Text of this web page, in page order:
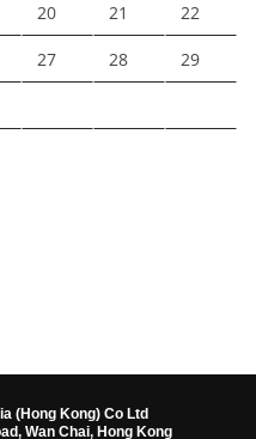
20 21 22
27 28 29
(Hong Kong) Co Ltd
Wan Chai, Hong Kong